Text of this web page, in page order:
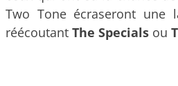
Two Tone écraseront une
réécoutant The Specials ou